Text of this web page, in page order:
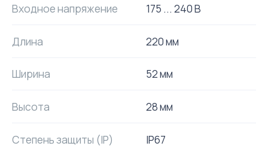
Входное напряжение 175 ... 240 В
Длина 220 мм
Ширина 52 мм
Высота 28 мм
Степень защиты (IP) IP67